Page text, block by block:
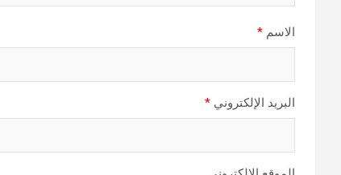
الاسم *
البريد الإلكتروني *